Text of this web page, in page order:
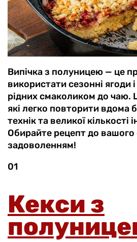
Випічка з полуницею — це
використати сезонні ягоди
рідних смаколиком до чаю.
які легко повторити вдома
технік та великої кількості
Обирайте рецепт до вашого
задоволенням!
01
Кекси з